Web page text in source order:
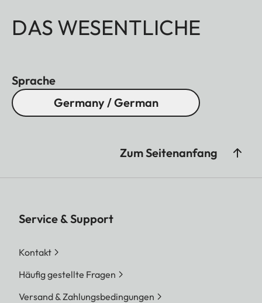
DAS WESENTLICHE
Sprache
Germany / German
Zum Seitenanfang
Service & Support
Kontakt
Häufig gestellte Fragen
Versand & Zahlungsbedingungen